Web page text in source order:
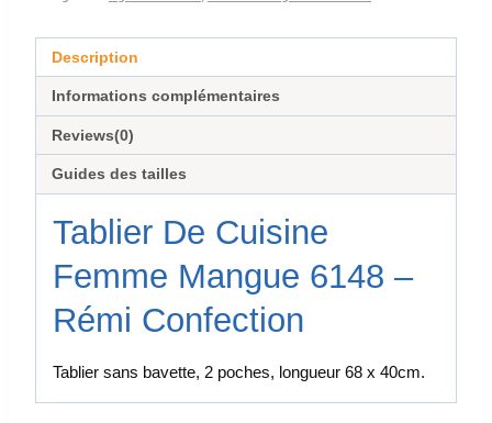
Description
Informations complémentaires
Reviews(0)
Guides des tailles
Tablier De Cuisine
Femme Mangue 6148 –
Rémi Confection
Tablier sans bavette, 2 poches, longueur 68 x 40cm.